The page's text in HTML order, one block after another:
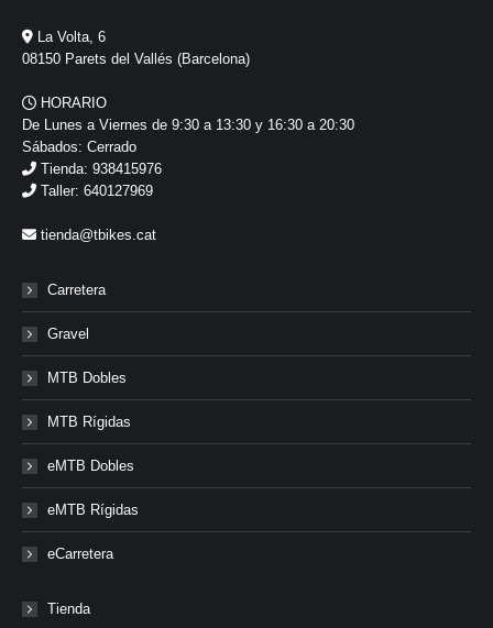
La Volta, 6
08150 Parets del Vallés (Barcelona)
HORARIO
De Lunes a Viernes de 9:30 a 13:30 y 16:30 a 20:30
Sábados: Cerrado
Tienda: 938415976
Taller: 640127969
tienda@tbikes.cat
Carretera
Gravel
MTB Dobles
MTB Rígidas
eMTB Dobles
eMTB Rígidas
eCarretera
Tienda